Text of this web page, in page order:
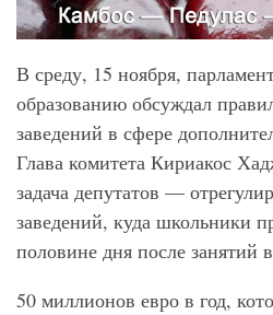
В среду, 15 ноября,
образованию обсуждал
заведений в сфере
Глава комитета Кириакос
задача депутатов —
заведений, куда школьники
половине дня после занятий
50 миллионов евро в год,